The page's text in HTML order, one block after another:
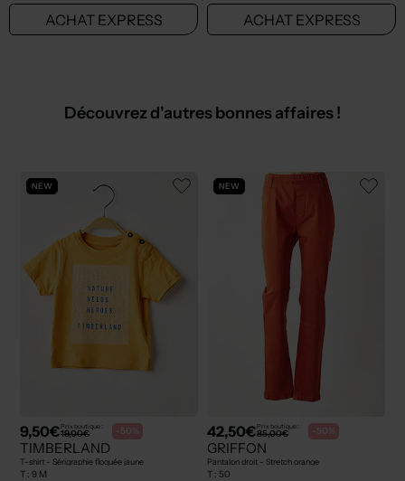
ACHAT EXPRESS ACHAT EXPRESS
Découvrez d'autres bonnes affaires !
NEW
9,50€Prix boutique :
19,00€ -50%
TIMBERLAND
T-shirt - Sérigraphie floquée jaune
T : 9 M
NEW
42,50€Prix boutique :
85,00€ -50%
GRIFFON
Pantalon droit - Stretch orange
T : 50